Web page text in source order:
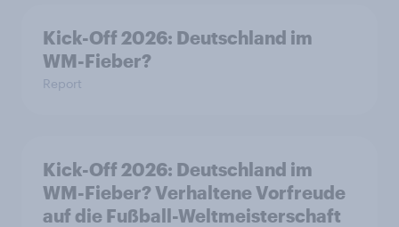
Kick-Off 2026: Deutschland im
WM-Fieber?
Report
Kick-Off 2026: Deutschland im
WM-Fieber? Verhaltene Vorfreude
auf die Fußball-Weltmeisterschaft